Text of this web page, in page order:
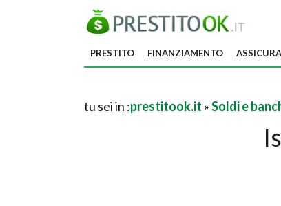
PRESTITO FINANZIAMENTO
tu sei in :prestitook.it »Soldi e